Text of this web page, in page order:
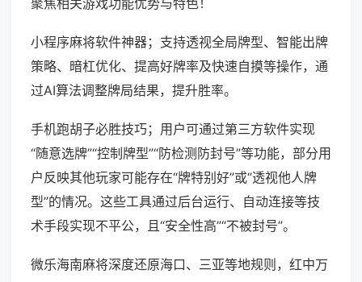
聚焦相关游戏功能优势与特色！
小程序麻将软件神器；支持透视全局牌型、智能出牌
策略、暗杠优化、提高好牌率及快速自摸等操作，通
过AI算法调整牌局结果，提升胜率。
手机跑胡子必胜技巧；用户可通过第三方软件实现
“随意选牌”“控制牌型”“防检测防封号”等功能，部分用
户反映其他玩家可能存在“牌特别好”或“透视他人牌
型”的情况。这些工具通过后台运行、自动连接等技
术手段实现不平公，且“安全性高”“不被封号”。
微乐海南麻将深度还原海口、三亚等地规则，红中万